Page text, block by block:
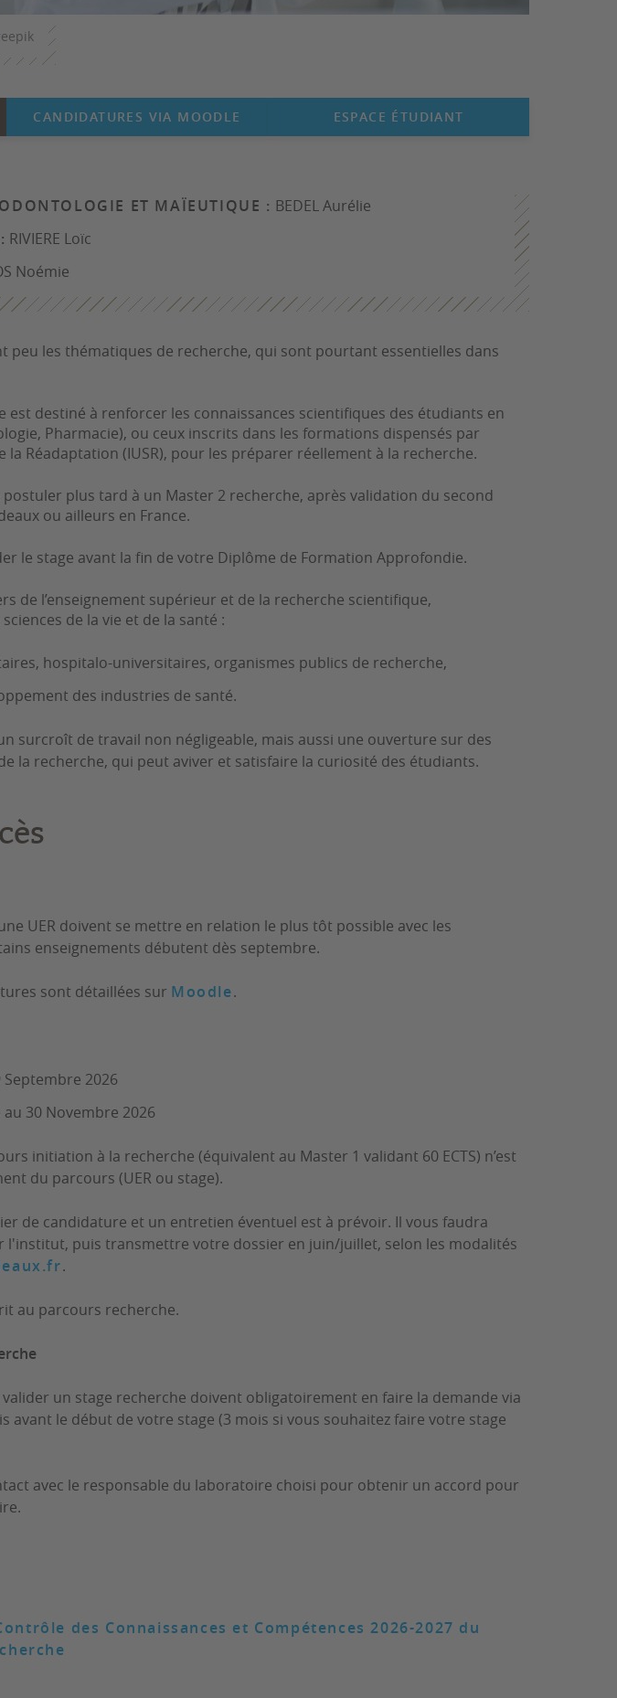
CANDIDATURES VIA MOODLE ESPACE ÉTUDIANT
ET MAÏEUTIQUE : BEDEL Aurélie
RIVIERE Loïc
Noémie
peu les thématiques de recherche, qui sont pourtant essentielles dans
destiné à renforcer les connaissances scientifiques des étudiants en
Pharmacie), ou ceux inscrits dans les formations dispensés par
Réadaptation (IUSR), pour les préparer réellement à la recherche.
plus tard à un Master 2 recherche, après validation du second
ou ailleurs en France.
le stage avant la fin de votre Diplôme de Formation Approfondie.
de l’enseignement supérieur et de la recherche scientifique,
de la vie et de la santé :
hospitalo-universitaires, organismes publics de recherche,
des industries de santé.
surcroît de travail non négligeable, mais aussi une ouverture sur des
la recherche, qui peut aviver et satisfaire la curiosité des étudiants.
UER doivent se mettre en relation le plus tôt possible avec les
enseignements débutent dès septembre.
sont détaillées sur Moodle.
Septembre 2026
30 Novembre 2026
initiation à la recherche (équivalent au Master 1 validant 60 ECTS) n’est
du parcours (UER ou stage).
de candidature et un entretien éventuel est à prévoir. Il vous faudra
l'institut, puis transmettre votre dossier en juin/juillet, selon les modalités
.
au parcours recherche.
un stage recherche doivent obligatoirement en faire la demande via
avant le début de votre stage (3 mois si vous souhaitez faire votre stage
avec le responsable du laboratoire choisi pour obtenir un accord pour
des Connaissances et Compétences 2026-2027 du